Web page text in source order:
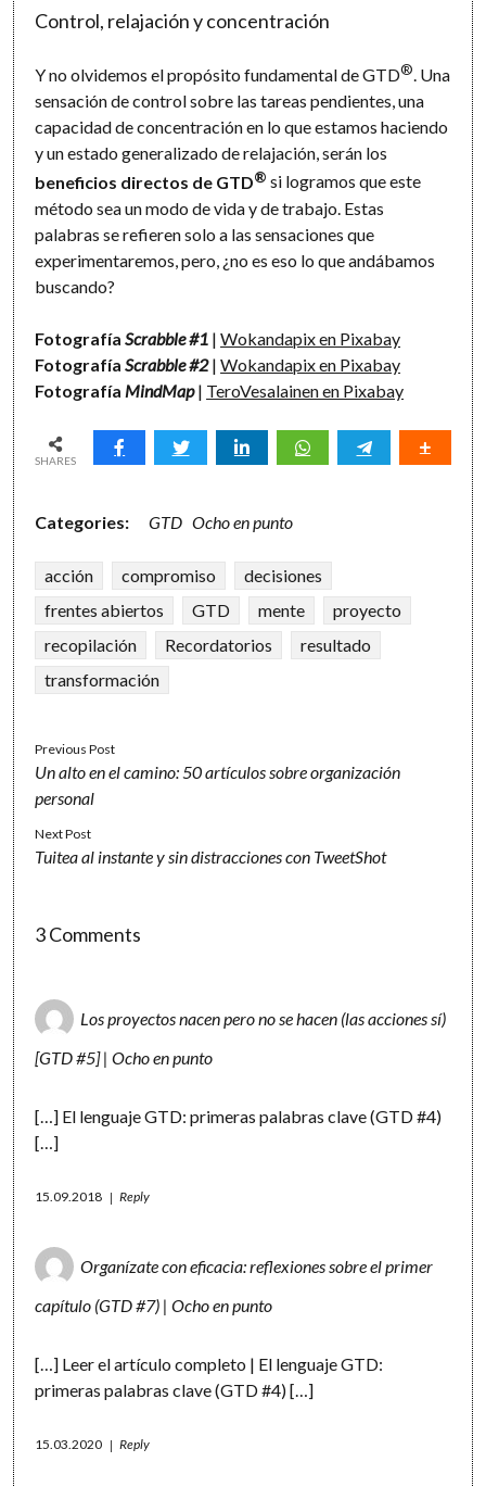
Control, relajación y concentración
Y no olvidemos el propósito fundamental de GTD®. Una
sensación de control sobre las tareas pendientes, una
capacidad de concentración en lo que estamos haciendo
y un estado generalizado de relajación, serán los
beneficios directos de GTD® si logramos que este
método sea un modo de vida y de trabajo. Estas
palabras se refieren solo a las sensaciones que
experimentaremos, pero, ¿no es eso lo que andábamos
buscando?
FotografíaScrabble #1 |Wokandapix en Pixabay
FotografíaScrabble #2|Wokandapix en Pixabay
Fotografía MindMap| TeroVesalainen en Pixabay
SHARES
Categories: GTD Ocho en punto
acción compromiso
decisiones
frentes abiertos
GTD mente
proyecto
recopilación
Recordatorios
resultado
transformación
Previous Post
Un alto en el camino: 50 artículos sobre organización
personal
Next Post
Tuitea al instante y sin distracciones con TweetShot
3 Comments
Los proyectos nacen pero no se hacen (las acciones sí)
[GTD #5] | Ocho en punto
[…] El lenguaje GTD: primeras palabras clave (GTD #4)
[…]
15.09.2018 Reply
Organízate con eficacia: reflexiones sobre el primer
capítulo (GTD #7) | Ocho en punto
[…] Leer el artículo completo | El lenguaje GTD:
primeras palabras clave (GTD #4) […]
15.03.2020 Reply